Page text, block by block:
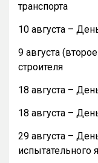
транспорта
10 августа –
9 августа
строителя
18 августа –
18 августа –
29 августа –
испытательного